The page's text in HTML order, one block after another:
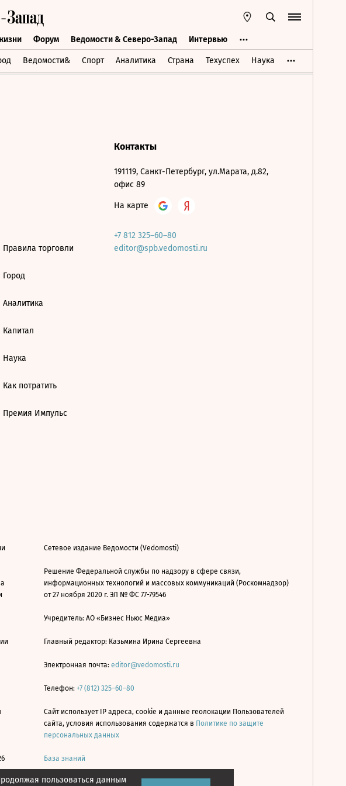
Форум Ведомости & Северо-Запад Интервью
Ведомости& Спорт Аналитика Страна Техуспех Наука
жизни Форум Ведомости & Северо-Запад Интервью
пользоваться данным
Правила торговли
Город
Аналитика
Капитал
Наука
Как потратить
Премия Импульс
Контакты
191119, Санкт-Петербург, ул.Марата, д.82,
офис 89
На карте
+7 812 325–60–80
editor@spb.vedomosti.ru
Сетевое издание Ведомости (Vedomosti)
Решение Федеральной службы по надзору в сфере связи,
информационных технологий и массовых коммуникаций (Роскомнадзор)
от 27 ноября 2020 г. ЭЛ № ФС 77-79546
Учредитель: АО «Бизнес Ньюс Медиа»
Главный редактор: Казьмина Ирина Сергеевна
Электронная почта: editor@vedomosti.ru
Телефон: +7 (812) 325–60–80
Сайт использует IP адреса, cookie и данные геолокации Пользователей
сайта, условия использования содержатся в Политике по защите
персональных данных
База знаний